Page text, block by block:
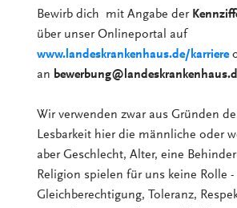
Bewirb dich mit Angabe der
über unser Onlineportal auf
www.landeskrankenhaus.de/karriere
an
Wir verwenden zwar aus Gründen
Lesbarkeit hier die männliche oder
aber Geschlecht, Alter, eine
Religion spielen für uns keine Rolle
Gleichberechtigung, Toleranz,